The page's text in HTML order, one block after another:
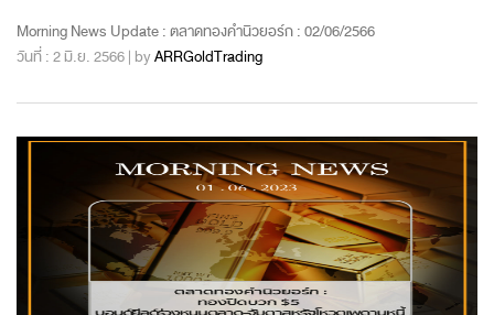
Morning News Update : ตลาดทองคำนิวยอร์ก : 02/06/2566
วันที่ : 2 มิ.ย. 2566 | byARRGoldTrading